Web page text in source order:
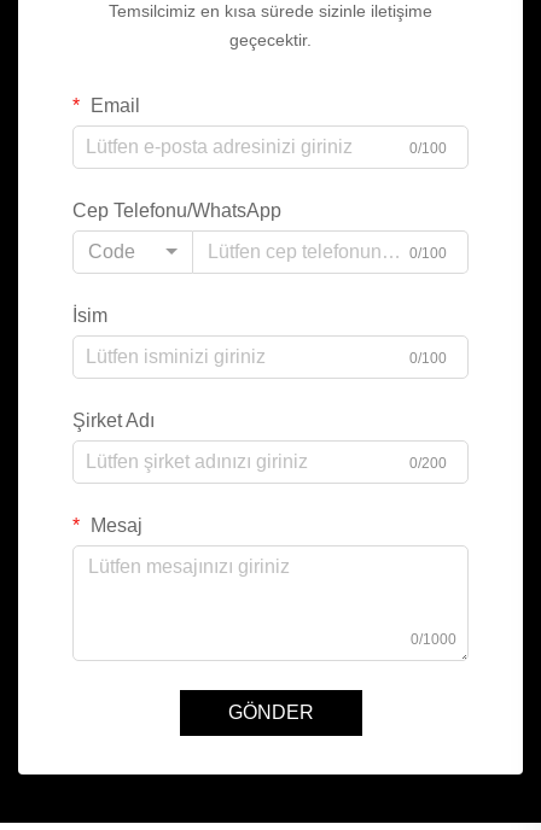
Temsilcimiz en kısa sürede sizinle iletişime
geçecektir.
Email
0/100
Cep Telefonu/WhatsApp
Code
0/100
İsim
0/100
Şirket Adı
0/200
Mesaj
0/1000
GÖNDER